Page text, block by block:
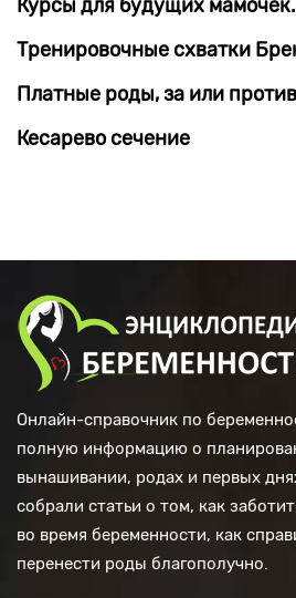
Курсы для будущих мамочек.
Тренировочные схватки
Платные роды, за или против
Кесарево сечение
Онлайн-справочник по
полную информацию о
вынашивании, родах и первых
собрали статьи о том, как
во время беременности, как
перенести роды благополучно.